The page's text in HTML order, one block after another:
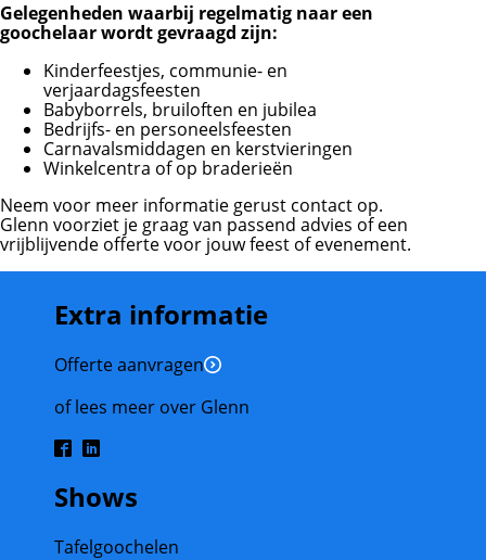
Gelegenheden waarbij regelmatig naar een
goochelaar wordt gevraagd zijn:
Kinderfeestjes, communie- en
verjaardagsfeesten
Babyborrels, bruiloften en jubilea
Bedrijfs- en personeelsfeesten
Carnavalsmiddagen en kerstvieringen
Winkelcentra of op braderieën
Neem voor meer informatie gerust contact op.
Glenn voorziet je graag van passend advies of een
vrijblijvende offerte voor jouw feest of evenement.
Shows
Tafelgoochelen
Extra informatie
Offerte aanvragen
of lees meer over Glenn